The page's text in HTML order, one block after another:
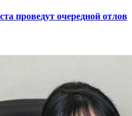
проведут очередной отлов